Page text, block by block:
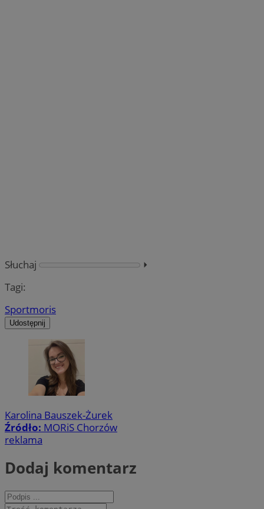
Słuchaj
⏵︎
Tagi:
Sportmoris
Udostępnij
Karolina Bauszek-Żurek
Źródło: MORiS Chorzów
reklama
Dodaj komentarz